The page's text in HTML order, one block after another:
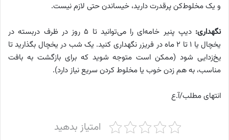
و یک مخلوط‌کن پرقدرت دارید، خیساندن حتی لازم نیست.
نگهداری:
دیپ پنیر خامه‌ای را می‌توانید تا ۵ روز در ظرف دربسته در
یخچال یا ۱ تا ۲ ماه در فریزر نگهداری کنید. یک شب در یخچال بگذارید تا
یخ‌زدایی شود (ممکن است متوجه شوید که برای بازگشت به بافت
مناسب، به هم زدن خوب یا مخلوط کردن سریع نیاز دارد).
انتهای مطلب/آ.ع
امتیاز بدهید